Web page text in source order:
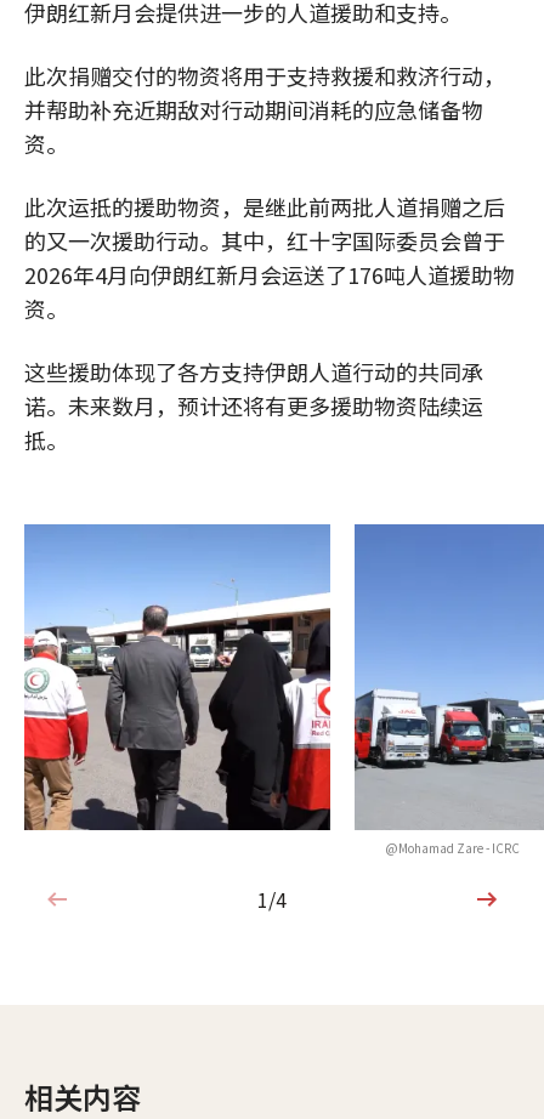
伊朗红新月会提供进一步的人道援助和支持。
此次捐赠交付的物资将用于支持救援和救济行动，
并帮助补充近期敌对行动期间消耗的应急储备物
资。
此次运抵的援助物资，是继此前两批人道捐赠之后
的又一次援助行动。其中，红十字国际委员会曾于
2026年4月向伊朗红新月会运送了176吨人道援助物
资。
这些援助体现了各方支持伊朗人道行动的共同承
诺。未来数月，预计还将有更多援助物资陆续运
抵。
@Mohamad Zare - ICRC
1/4
1/4
相关内容